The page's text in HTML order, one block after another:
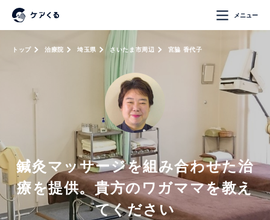
メニュー
トップ 治療院 埼玉県 さいたま市周辺 宮脇 香代子
鍼灸マッサージを組み合わせた治
療を提供。貴方のワガママを教え
てください